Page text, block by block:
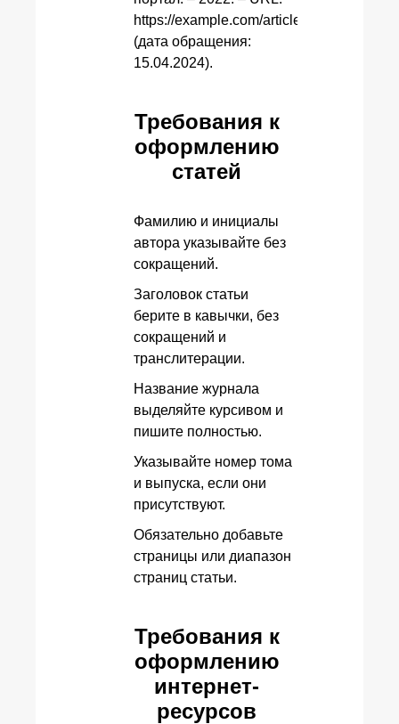
https://example.com/article
(дата обращения:
15.04.2024).
Требования к
оформлению
статей
Фамилию и инициалы
автора указывайте без
сокращений.
Заголовок статьи
берите в кавычки, без
сокращений и
транслитерации.
Название журнала
выделяйте курсивом и
пишите полностью.
Указывайте номер тома
и выпуска, если они
присутствуют.
Обязательно добавьте
страницы или диапазон
страниц статьи.
Требования к
оформлению
интернет-
ресурсов